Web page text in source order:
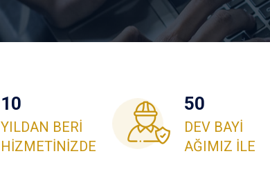
10
YILDAN BERİ
HİZMETİNİZDE
50
DEV BAYİ
AĞIMIZ İLE